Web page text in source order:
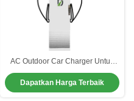
AC Outdoor Car Charger Untuk
Penggunaan Komersial Publik
Kekuatan Tinggi
Dapatkan Harga Terbaik